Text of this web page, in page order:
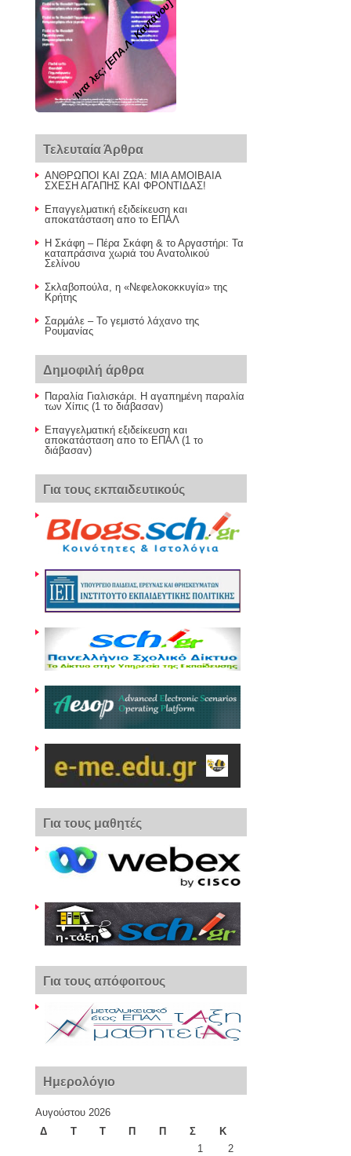
Ίντα λες; [ΕΠΑ.Λ. Καντάνου]
Τελευταία Άρθρα
ΑΝΘΡΩΠΟΙ ΚΑΙ ΖΩΑ: ΜΙΑ ΑΜΟΙΒΑΙΑ
ΣΧΕΣΗ ΑΓΑΠΗΣ ΚΑΙ ΦΡΟΝΤΙΔΑΣ!
Επαγγελματική εξιδείκευση και
αποκατάσταση απο το ΕΠΑΛ
Η Σκάφη – Πέρα Σκάφη & το Αργαστήρι: Τα
καταπράσινα χωριά του Ανατολικού
Σελίνου
Σκλαβοπούλα, η «Νεφελοκοκκυγία» της
Κρήτης
Σαρμάλε – Το γεμιστό λάχανο της
Ρουμανίας
Δημοφιλή άρθρα
Παραλία Γιαλισκάρι. Η αγαπημένη παραλία
των Χίπις (1 το διάβασαν)
Επαγγελματική εξιδείκευση και
αποκατάσταση απο το ΕΠΑΛ (1 το
διάβασαν)
Για τους εκπαιδευτικούς
Για τους μαθητές
Για τους απόφοιτους
Ημερολόγιο
Αυγούστου 2026
Δ
Τ Τ Π Π Σ Κ
1
2